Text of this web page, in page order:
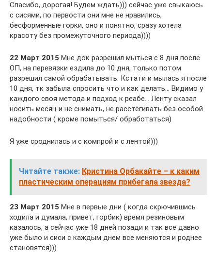
Спасибо, дорогая! Будем ждать))) сейчас уже свыкаюсь
с сисями, по первости они мне не нравились,
бесформенные горки, оно и понятно, сразу хотела
красоту без промежуточного периода))))
22 Март 2015 Мне док разрешил мыться с 8 дня после
ОП, на перевязки ездила до 10 дня, только потом
разрешил самой обрабатывать. Кстати и мылась я после
10 дня, тк забыла спросить что и как делать… Видимо у
каждого своя метода и подход к реабе… Ленту сказал
носить месяц и не снимать, не расстёгивать без особой
надобности ( кроме помыться/ обработаться)
Я уже сроднилась и с компрой и с лентой)))
Читайте также: Кристина Орбакайте – к каким
пластическим операциям прибегала звезда?
23 Март 2015 Мне в первые дни ( когда скрючившись
ходила и думала, привет, горбик) время резиновым
казалось, а сейчас уже 18 дней позади и так все давно
уже было и сиси с каждым днем все меняются и роднее
становятся)))